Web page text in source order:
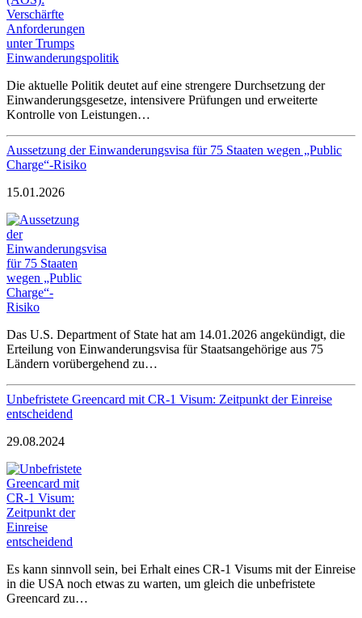
Die aktuelle Politik deutet auf eine strengere Durchsetzung der
Einwanderungsgesetze, intensivere Prüfungen und erweiterte
Kontrolle von Leistungen…
Aussetzung der Einwanderungsvisa für 75 Staaten wegen „Public
Charge“-Risiko
15.01.2026
Das U.S. Department of State hat am 14.01.2026 angekündigt, die
Erteilung von Einwanderungsvisa für Staatsangehörige aus 75
Ländern vorübergehend zu…
Unbefristete Greencard mit CR-1 Visum: Zeitpunkt der Einreise
entscheidend
29.08.2024
Es kann sinnvoll sein, bei Erhalt eines CR-1 Visums mit der Einreise
in die USA noch etwas zu warten, um gleich die unbefristete
Greencard zu…